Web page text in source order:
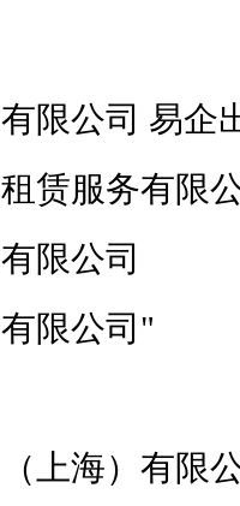
限公司 易企
赁服务有限
限公司
限公司"
上海）有限